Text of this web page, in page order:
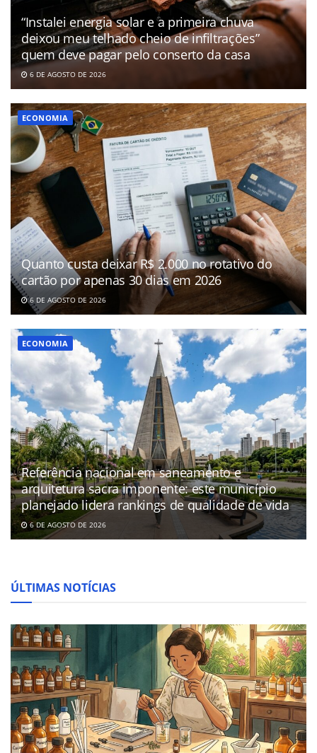
“Instalei energia solar e a primeira chuva
deixou meu telhado cheio de infiltrações”
quem deve pagar pelo conserto da casa
6 DE AGOSTO DE 2026
ECONOMIA
Quanto custa deixar R$ 2.000 no rotativo do
cartão por apenas 30 dias em 2026
6 DE AGOSTO DE 2026
ECONOMIA
Referência nacional em saneamento e
arquitetura sacra imponente: este município
planejado lidera rankings de qualidade de vida
6 DE AGOSTO DE 2026
ÚLTIMAS NOTÍCIAS